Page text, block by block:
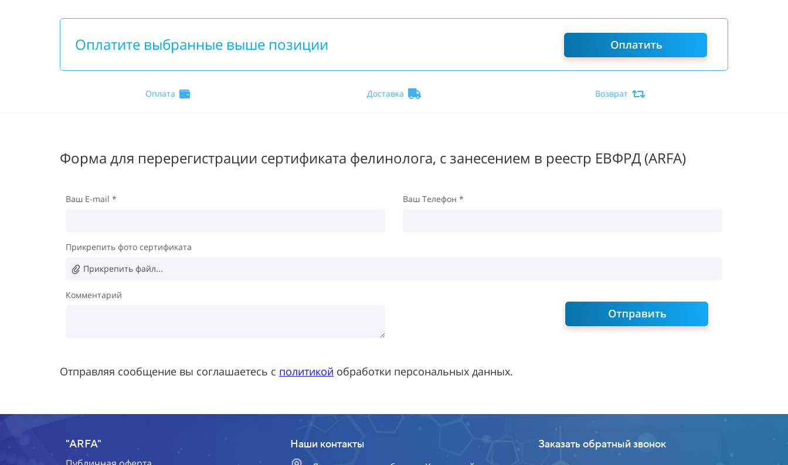
Оплатите выбранные выше позиции
Оплата Доставка Возврат
Форма для перерегистрации сертификата фелинолога, с занесением в реестр ЕВФРД (ARFA)
Ваш E-mail * Ваш Телефон *
Прикрепить фото сертификата
Прикрепить файл...
Комментарий
Отправляя сообщение вы соглашаетесь с политикой обработки персональных данных.
"ARFA" Наши контакты Заказать обратный звонок